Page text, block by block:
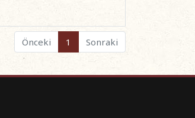
Önceki 1 Sonraki